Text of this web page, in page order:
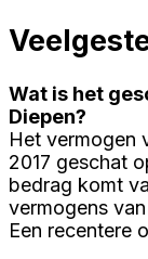
Wat is het
Diepen?
Het vermogen
2017 geschat
bedrag komt
vermogens
Een recentere